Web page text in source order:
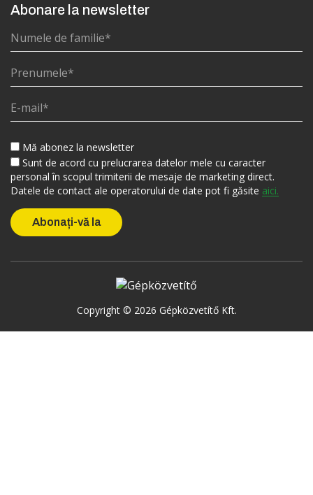
Abonare la newsletter
Mă abonez la newsletter
Sunt de acord cu prelucrarea datelor mele cu caracter
personal în scopul trimiterii de mesaje de marketing direct.
Datele de contact ale operatorului de date pot fi găsite aici.
Copyright © 2026 Gépközvetítő Kft.